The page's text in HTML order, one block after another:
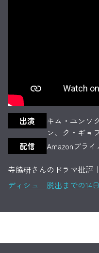
出演
キム・ユンソ
ン、ク・ギョ
配信
Amazonプラ
寺脇研さんのドラマ批評｜
ディシュ 脱出までの14日